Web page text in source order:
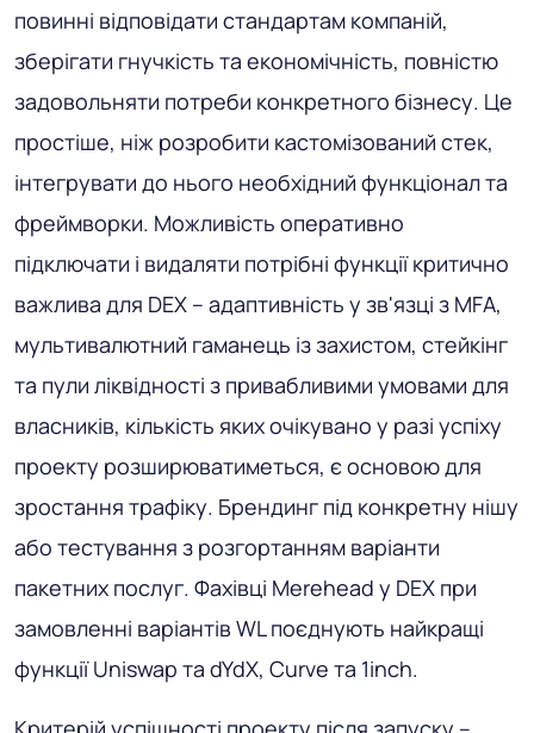
повинні відповідати стандартам компаній,
зберігати гнучкість та економічність, повністю
задовольняти потреби конкретного бізнесу. Це
простіше, ніж розробити кастомізований стек,
інтегрувати до нього необхідний функціонал та
фреймворки. Можливість оперативно
підключати і видаляти потрібні функції критично
важлива для DEX – адаптивність у зв'язці з MFA,
мультивалютний гаманець із захистом, стейкінг
та пули ліквідності з привабливими умовами для
власників, кількість яких очікувано у разі успіху
проекту розширюватиметься, є основою для
зростання трафіку. Брендинг під конкретну нішу
або тестування з розгортанням варіанти
пакетних послуг. Фахівці Merehead у DEX при
замовленні варіантів WL поєднують найкращі
функції Uniswap та dYdX, Curve та 1inch.